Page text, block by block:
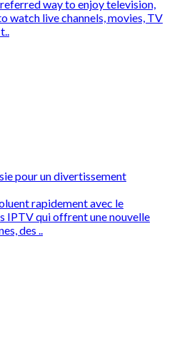
way to enjoy television,
watch live channels, movies, TV
pour un divertissement
rapidement avec le
IPTV qui offrent une nouvelle
des ..